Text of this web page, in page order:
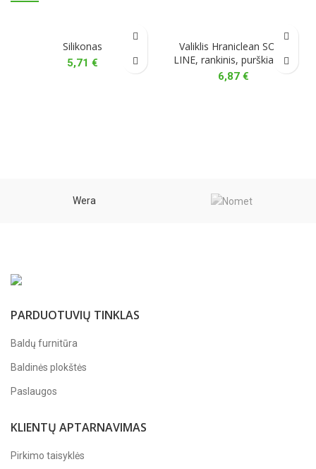
Silikonas
5,71 €
Valiklis Hraniclean SOFT
LINE, rankinis, purškiamas
6,87 €
Wera
PARDUOTUVIŲ TINKLAS
Baldų furnitūra
Baldinės plokštės
Paslaugos
KLIENTŲ APTARNAVIMAS
Pirkimo taisyklės